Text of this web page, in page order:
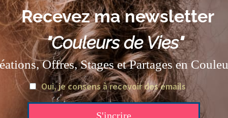
© 2026 ANNE BATTOUE | Powered by ANNE